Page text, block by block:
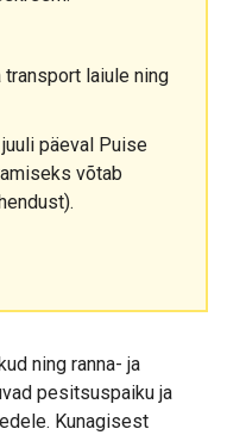
transport laiule ning
päeval Puise
võtab
ning ranna- ja
pesitsuspaiku ja
Kunagisest